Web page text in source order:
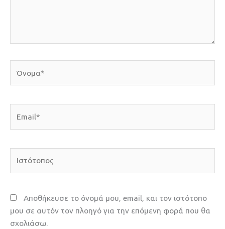
Αποθήκευσε το όνομά μου, email, και τον ιστότοπο
μου σε αυτόν τον πλοηγό για την επόμενη φορά που θα
σχολιάσω.